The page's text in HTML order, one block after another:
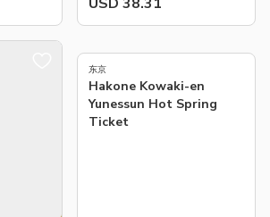
东京
Hakone Kowaki-en
Yunessun Hot Spring
Ticket